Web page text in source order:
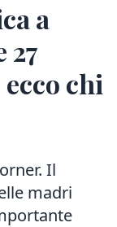
a
27
chi
Il
madri